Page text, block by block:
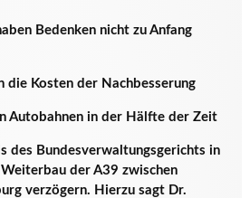
Bedenken nicht zu Anfang
die Kosten der Nachbesserung
Autobahnen in der Hälfte der Zeit
des Bundesverwaltungsgerichts in
der A39 zwischen
verzögern. Hierzu sagt Dr.